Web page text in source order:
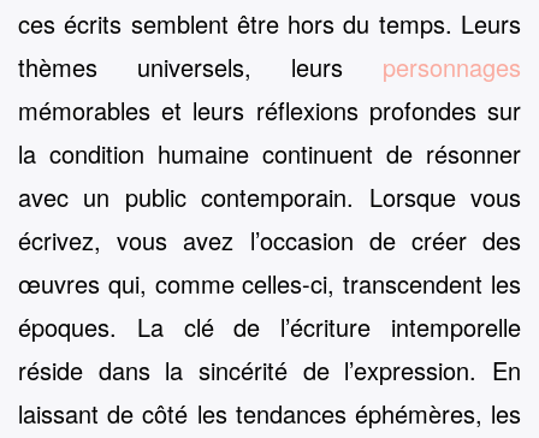
ces écrits semblent être hors du temps. Leurs
thèmes universels, leurs personnages
mémorables et leurs réflexions profondes sur
la condition humaine continuent de résonner
avec un public contemporain. Lorsque vous
écrivez, vous avez l’occasion de créer des
œuvres qui, comme celles-ci, transcendent les
époques. La clé de l’écriture intemporelle
réside dans la sincérité de l’expression. En
laissant de côté les tendances éphémères, les